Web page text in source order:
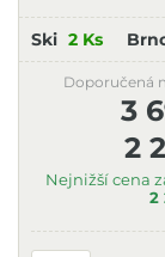
Ski 2 Ks
2
Nejnižší cena
2
Doporučená
3